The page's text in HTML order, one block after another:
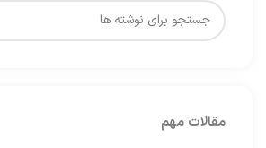
مقالات مهم